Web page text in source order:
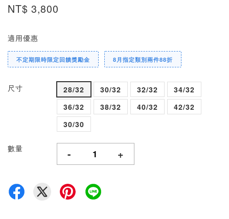
NT$ 3,800
適用優惠
不定期限時限定回饋獎勵金 8月指定類別兩件88折
尺寸 28/32 30/32 32/32
34/32
36/32
38/32 40/32
42/32
30/30
數量 - +